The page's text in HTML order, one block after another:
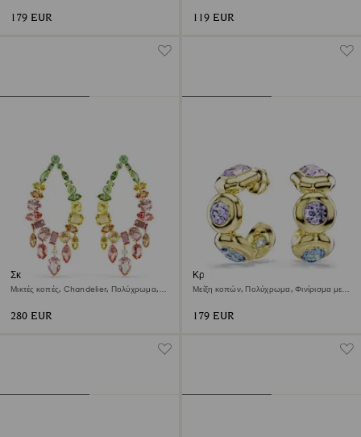
179 EUR 119 EUR
Σκουλαρίκια-σταγόνα Gema
Μικτές κοπές, Chandelier, Πολύχρωμα,
280 EUR
Κρίκοι Gema
Μείξη κοπών, Πολύχρωμα, Φινίρισμα με
179 EUR